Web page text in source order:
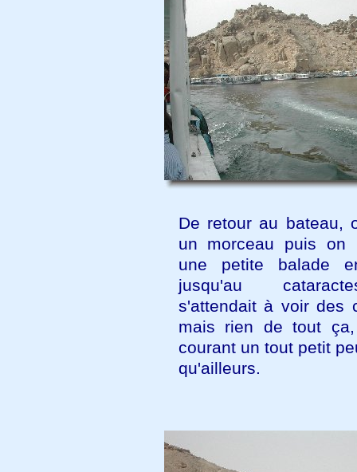
De retour au bateau,
un morceau puis on
une petite balade
jusqu'au
s'attendait à voir des
mais rien de tout
courant un tout petit
qu'ailleurs.